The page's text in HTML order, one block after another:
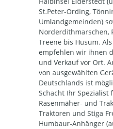
St.Peter-Ording,
Umlandgemeinden)
Norderdithmarschen,
Treene bis Husum.
empfehlen wir ihnen
und Verkauf vor Ort.
von ausgewählten
Deutschlands ist
Schacht Ihr Spezialist
Rasenmäher- und
Traktoren und Stiga
Humbaur-Anhänger